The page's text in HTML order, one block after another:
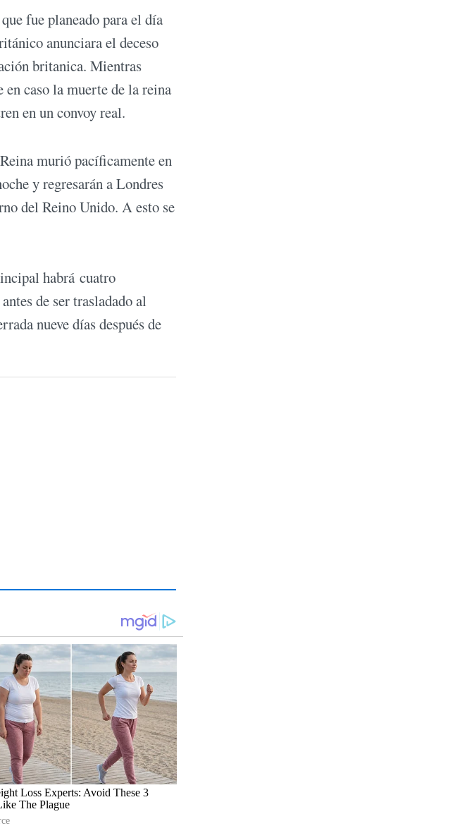
fue planeado para el día
anunciara el deceso
britanica. Mientras
en caso la muerte de la reina
en un convoy real.
murió pacíficamente en
y regresarán a Londres
del Reino Unido. A esto se
habrá cuatro
de ser trasladado al
nueve días después de